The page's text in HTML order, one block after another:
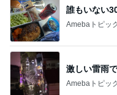
誰もいない
Amebaトピッ
激しい雷雨
Amebaトピッ